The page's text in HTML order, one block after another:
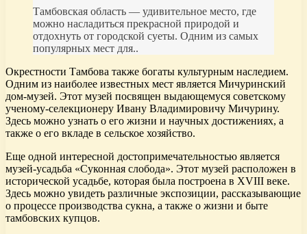
Тамбовская область — удивительное место, где
можно насладиться прекрасной природой и
отдохнуть от городской суеты. Одним из самых
популярных мест для..
Окрестности Тамбова также богаты культурным наследием.
Одним из наиболее известных мест является Мичуринский
дом-музей. Этот музей посвящен выдающемуся советскому
ученому-селекционеру Ивану Владимировичу Мичурину.
Здесь можно узнать о его жизни и научных достижениях, а
также о его вкладе в сельское хозяйство.
Еще одной интересной достопримечательностью является
музей-усадьба «Суконная слобода». Этот музей расположен в
исторической усадьбе, которая была построена в XVIII веке.
Здесь можно увидеть различные экспозиции, рассказывающие
о процессе производства сукна, а также о жизни и быте
тамбовских купцов.